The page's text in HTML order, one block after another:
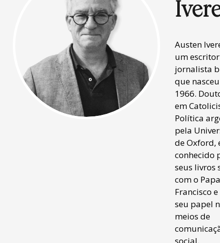
Austen
um
jornalista
que
1966.
em
Política
pela
de Oxford,
conhecido
seus livros
com o Papa
Francisco
seu papel
meios de